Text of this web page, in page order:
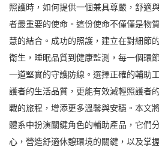
照護時，如何提供一個兼具尊嚴，舒適
者最重要的使命。這份使命不僅僅是物
慧的結合。成功的照護，建立在對細節
衛生，睡眠品質到健康監測，每一個環
一道堅實的守護防線。選擇正確的輔助
護者的生活品質，更能有效減輕照護者
戰的旅程，增添更多溫馨與安穩。本文
體系中扮演關鍵角色的輔助產品，它們
心，營造舒適休憩環境的關鍵，以及掌